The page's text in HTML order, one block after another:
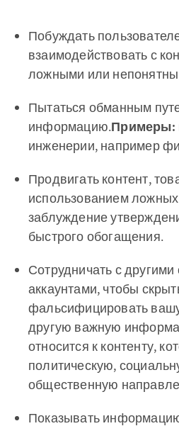
Побуждать
взаимодействовать с
ложными или
Пытаться обманным
информацию.Примеры:
инженерии, например
Продвигать контент,
использованием
заблуждение
быстрого обогащения.
Сотрудничать с другими
аккаунтами, чтобы
фальсифицировать
другую важную
относится к контенту,
политическую,
общественную
Показывать